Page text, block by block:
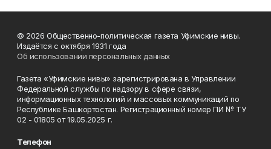
© 2026 Общественно-политическая газета Уфимские нивы.
Издаётся с октября 1931 года
Об использовании персональных данных
Газета «Уфимские нивы» зарегистрирована в Управлении
Федеральной службы по надзору в сфере связи,
информационных технологий и массовых коммуникаций по
Республике Башкортостан. Регистрационный номер ПИ № ТУ
02 - 01805 от 19.05.2025 г.
Телефон